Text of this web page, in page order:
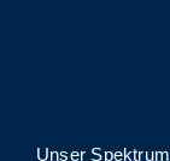
Unser Spek­trum